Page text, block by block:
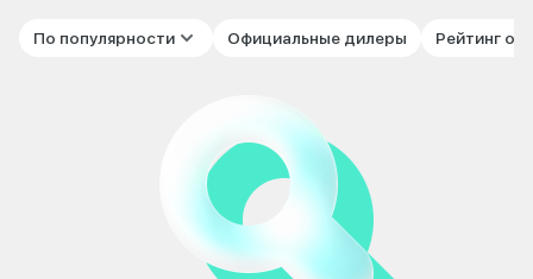
По популярности Официальные дилеры Рейтинг